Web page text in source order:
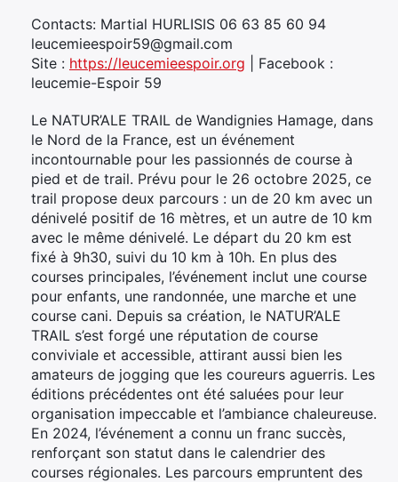
Contacts: Martial HURLISIS 06 63 85 60 94
leucemieespoir59@gmail.com
Site : https://leucemieespoir.org | Facebook :
leucemie-Espoir 59
Le NATUR’ALE TRAIL de Wandignies Hamage, dans
le Nord de la France, est un événement
incontournable pour les passionnés de course à
pied et de trail. Prévu pour le 26 octobre 2025, ce
trail propose deux parcours : un de 20 km avec un
dénivelé positif de 16 mètres, et un autre de 10 km
avec le même dénivelé. Le départ du 20 km est
fixé à 9h30, suivi du 10 km à 10h. En plus des
courses principales, l’événement inclut une course
pour enfants, une randonnée, une marche et une
course cani. Depuis sa création, le NATUR’ALE
TRAIL s’est forgé une réputation de course
conviviale et accessible, attirant aussi bien les
amateurs de jogging que les coureurs aguerris. Les
éditions précédentes ont été saluées pour leur
organisation impeccable et l’ambiance chaleureuse.
En 2024, l’événement a connu un franc succès,
renforçant son statut dans le calendrier des
courses régionales. Les parcours empruntent des